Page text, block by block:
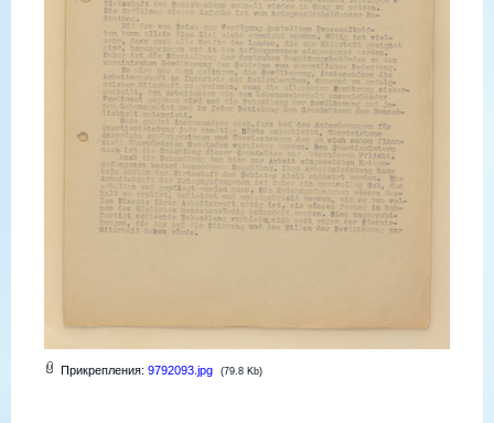
Прикрепления: 9792093.jpg (79.8 Kb)